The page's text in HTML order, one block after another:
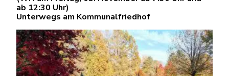
ab 12:30 Uhr)
Unterwegs am Kommunalfriedhof